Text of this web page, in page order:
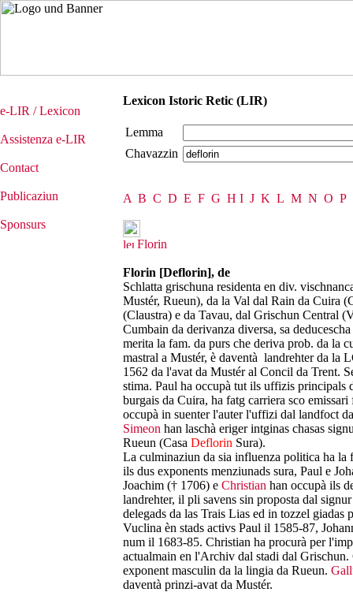
e-LIR / Lexicon
Assistenza e-LIR
Contact
Publicaziun
Sponsurs
Lexicon Istoric Retic (LIR)
Lemma
Chavazzin
A B C D E F G H I J K L M N O P
Florin
Florin [Deflorin], de
Schlatta grischuna residenta en div.
Mustér, Rueun), da la Val dal Rain da Cuira
(Claustra) e da Tavau, dal Grischun Central
Cumbain da derivanza diversa, sa
merita la fam. da purs che deriva prob. da la
mastral a Mustér, è daventà landrehter da la
1562 da l'avat da Mustér al Concil da Trent.
stima. Paul ha occupà tut ils uffizis principals
burgais da Cuira, ha fatg carriera sco
occupà in suenter l'auter l'uffizi dal landfoct
Simeon han laschà eriger intginas chasas
Rueun (Casa Deflorin Sura).
La culminaziun da sia influenza politica ha la
ils dus exponents menziunads sura, Paul e
Joachim († 1706) e Christian han occupà ils
landrehter, il pli savens sin proposta dal
delegads da las Trais Lias ed in tozzel giadas
Vuclina èn stads activs Paul il 1585-87,
num il 1683-85. Christian ha procurà per
actualmain en l'Archiv dal stadi dal
exponent masculin da la lingia da Rueun.
daventà prinzi-avat da Mustér.